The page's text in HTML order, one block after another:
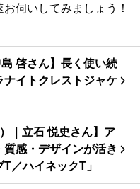
伺いしてみましょう！
啓さん】長く使い続
ナイトクレストジャケ
｜立石 悦史さん】ア
感・デザインが活き
／ハイネックT」